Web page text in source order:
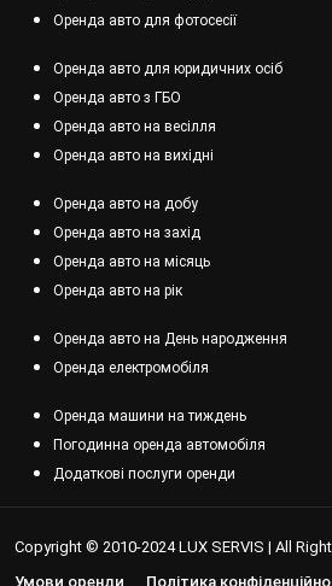
Оренда авто для фотосесії
Оренда авто для юридичних осіб
Оренда авто з ГБО
Оренда авто на весілля
Оренда авто на вихідні
Оренда авто на добу
Оренда авто на захід
Оренда авто на місяць
Оренда авто на рік
Оренда авто на День народження
Оренда електромобіля
Оренда машини на тиждень
Погодинна оренда автомобіля
Додаткові послуги оренди
Copyright © 2010-2024 LUX SERVIS | All
Умови оренди
Політика